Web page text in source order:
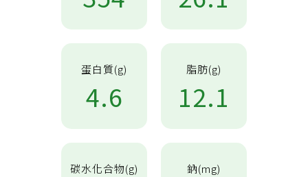
蛋白質(g)
4.6
脂肪(g)
12.1
碳水化合物(g) 鈉(mg)